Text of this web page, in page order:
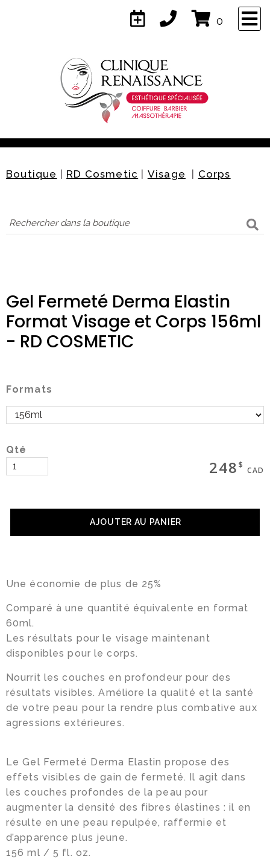
0
Boutique | RD Cosmetic | Visage | Corps
Gel Fermeté Derma Elastin
Format Visage et Corps 156ml
- RD COSMETIC
Formats
Qté
248 $
CAD
AJOUTER AU PANIER
Une économie de plus de 25%
Comparé à une quantité équivalente en format
60ml.
Les résultats pour le visage maintenant
disponibles pour le corps.
Nourrit les couches en profondeur pour des
résultats visibles. Améliore la qualité et la santé
de votre peau pour la rendre plus combative aux
agressions extérieures.
Le Gel Fermeté Derma Elastin propose des
effets visibles de gain de fermeté. Il agit dans
les couches profondes de la peau pour
augmenter la densité des fibres élastines : il en
résulte en une peau repulpée, raffermie et
d’apparence plus jeune.
156 ml / 5 fl. oz.
×
Naviguez
À propos
Contact
Magasinez
Termes & livraison
Social
Facebook
Instagram